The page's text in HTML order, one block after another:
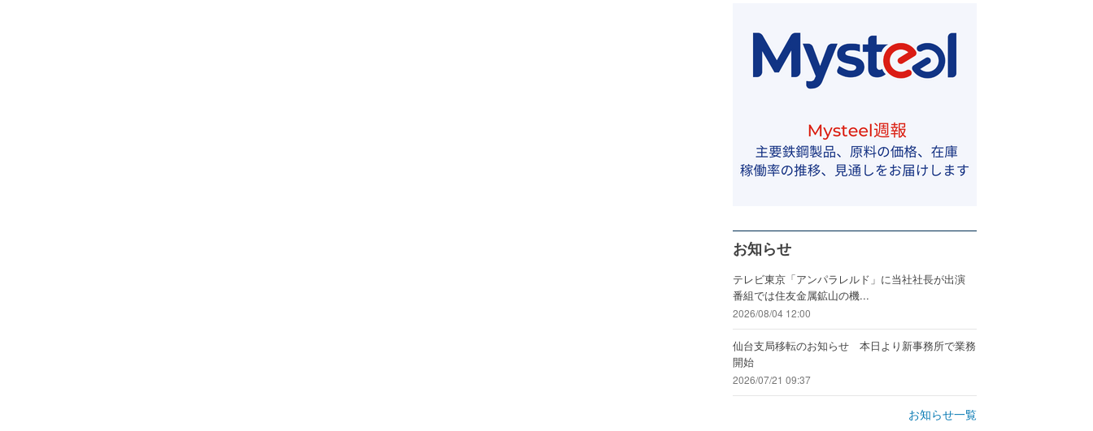
お知らせ
テレビ東京「アンパラレルド」に当社社長が出演
番組では住友金属鉱山の機...
2026/08/04 12:00
仙台支局移転のお知らせ 本日より新事務所で業務
開始
2026/07/21 09:37
お知らせ一覧